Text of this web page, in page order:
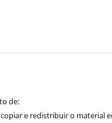
de:
e redistribuir o material